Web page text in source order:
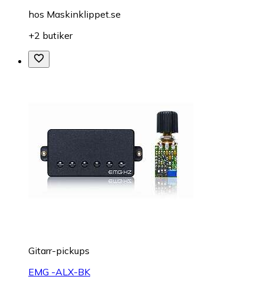
hos Maskinklippet.se
+2 butiker
Gitarr-pickups
EMG -ALX-BK